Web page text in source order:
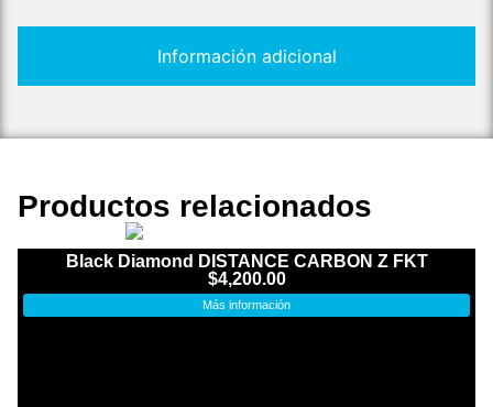
Información adicional
Productos relacionados
Black Diamond DISTANCE CARBON Z FKT
$4,200.00
Más información